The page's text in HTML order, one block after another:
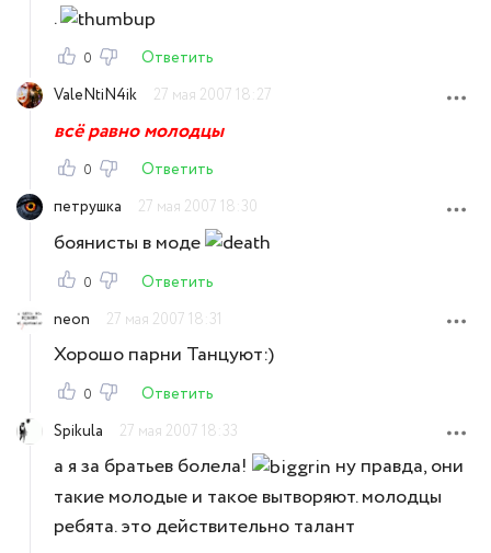
.
0
Ответить
ValeNtiN4ik
27 мая 2007 18:27
всё равно молодцы
0
Ответить
петрушка
27 мая 2007 18:30
боянисты в моде
0
Ответить
neon
27 мая 2007 18:31
Хорошо парни Танцуют:)
0
Ответить
Spikula
27 мая 2007 18:33
а я за братьев болела!
ну правда, они
такие молодые и такое вытворяют. молодцы
ребята. это действительно талант